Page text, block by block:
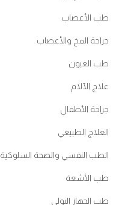
طب الأعصاب
جراحة المخ والأعصاب
طب العيون
علاج الآلام
جراحة الأطفال
العلاج الطبيعي
الطب النفسي والصحة السلوكية
طب الأشعة
طب الجهاز البولي